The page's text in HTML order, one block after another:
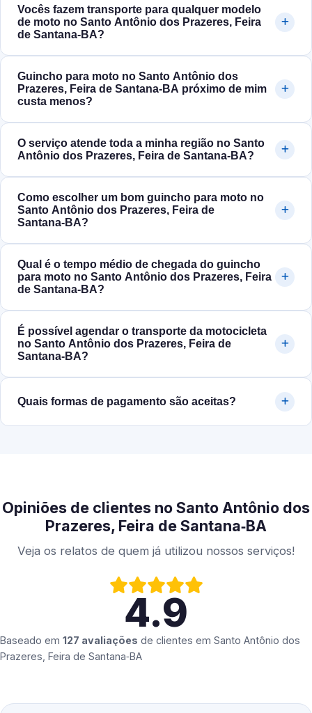
Vocês fazem transporte para qualquer modelo
de moto no Santo Antônio dos Prazeres, Feira
de Santana‑BA?
Guincho para moto no Santo Antônio dos
Prazeres, Feira de Santana‑BA próximo de mim
custa menos?
O serviço atende toda a minha região no Santo
Antônio dos Prazeres, Feira de Santana‑BA?
Como escolher um bom guincho para moto no
Santo Antônio dos Prazeres, Feira de
Santana‑BA?
Qual é o tempo médio de chegada do guincho
para moto no Santo Antônio dos Prazeres, Feira
de Santana‑BA?
É possível agendar o transporte da motocicleta
no Santo Antônio dos Prazeres, Feira de
Santana‑BA?
Quais formas de pagamento são aceitas?
Opiniões de clientes no Santo Antônio dos
Prazeres, Feira de Santana‑BA
Veja os relatos de quem já utilizou nossos serviços!
4.9
Baseado em 127 avaliações de clientes em Santo Antônio dos
Prazeres, Feira de Santana‑BA